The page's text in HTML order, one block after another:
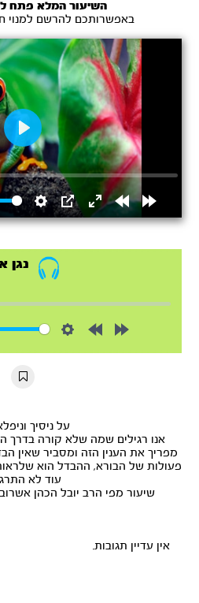
השיעור המלא פתח
באפשרותכם להרשם למנוי
Settings
PIP
EnterRewindForward
Play
נגן
על ניסיך
אנו רגילים שמה שלא קורה בדרך
מפריך את הענין הזה ומסביר שאין
פעולות של הבורא, ההבדל הוא
עוד לא
שיעור מפי הרב יובל הכהן
אין עדיין תגובות.